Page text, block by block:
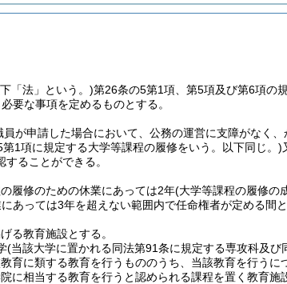
「法」という。)第26条の5第1項、第5項及び第6項の
要な事項を定めるものとする。
が申請した場合において、公務の運営に支障がなく
1項に規定する大学等課程の履修をいう。以下同じ。)
ることができる。
履修のための休業にあっては2年(大学等課程の履修の
あっては3年を超えない範囲内で任命権者が定める間と
る教育施設とする。
(当該大学に置かれる同法第91条に規定する専攻科及
育に類する教育を行うもののうち、当該教育を行う
に相当する教育を行うと認められる課程を置く教育施